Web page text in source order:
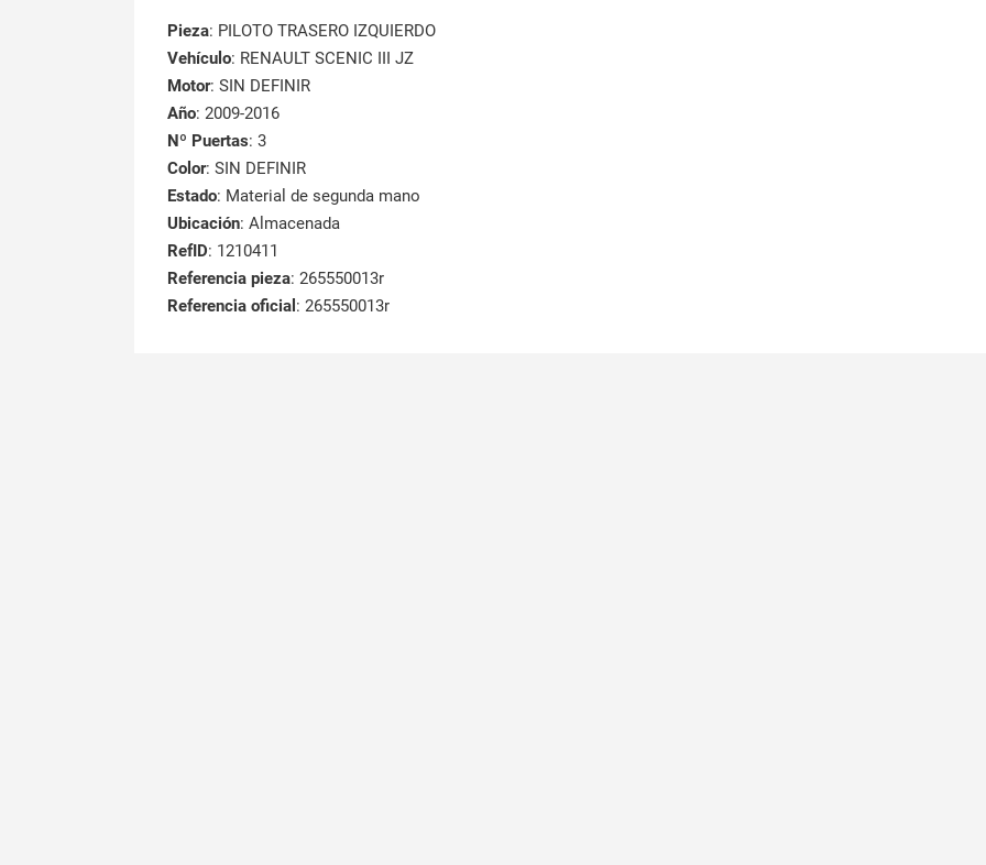
Pieza: PILOTO TRASERO IZQUIERDO
Vehículo: RENAULT SCENIC III JZ
Motor: SIN DEFINIR
Año: 2009-2016
Nº Puertas: 3
Color: SIN DEFINIR
Estado: Material de segunda mano
Ubicación: Almacenada
RefID: 1210411
Referencia pieza: 265550013r
Referencia oficial : 265550013r